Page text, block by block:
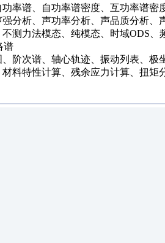
率谱、自功率谱密度、互功率谱
分析、声功率分析、声品质分析、
测力法模态、纯模态、时域ODS、
谱
阶次谱、轴心轨迹、振动列表、
料特性计算、残余应力计算、扭